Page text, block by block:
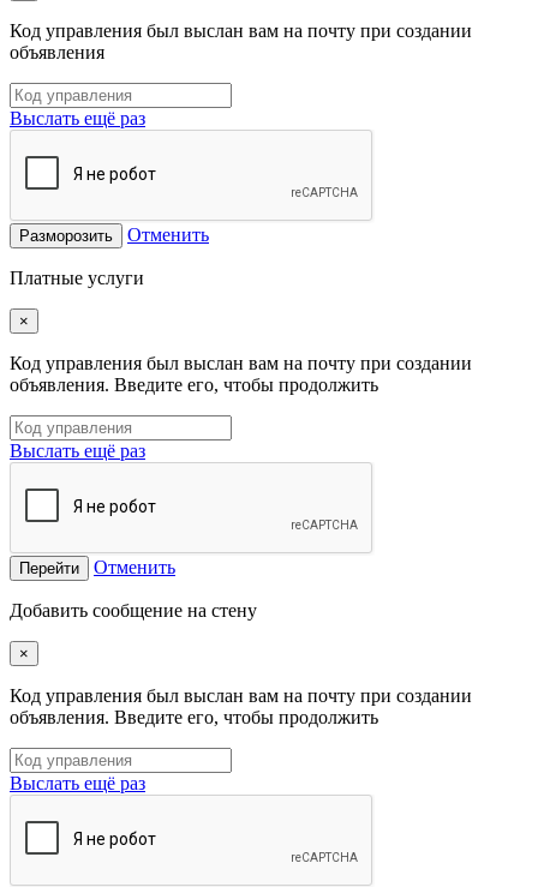
Код управления был выслан вам на почту при создании
объявления
Выслать ещё раз
Разморозить Отменить
Платные услуги
×
Код управления был выслан вам на почту при создании
объявления. Введите его, чтобы продолжить
Выслать ещё раз
Перейти Отменить
Добавить сообщение на стену
×
Код управления был выслан вам на почту при создании
объявления. Введите его, чтобы продолжить
Выслать ещё раз